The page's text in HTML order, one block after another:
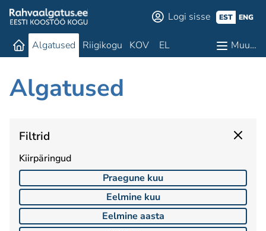
Logi sisse EST ENG
Algatused Riigikogu KOV EL Muu…
Algatused
Filtrid
Kiirpäringud
Praegune kuu
Eelmine kuu
Eelmine aasta